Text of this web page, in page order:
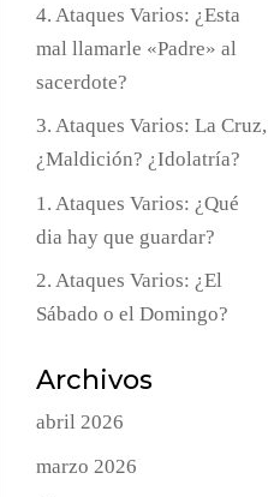
4. Ataques Varios: ¿Esta
mal llamarle «Padre» al
sacerdote?
3. Ataques Varios: La Cruz,
¿Maldición? ¿Idolatría?
1. Ataques Varios: ¿Qué
dia hay que guardar?
2. Ataques Varios: ¿El
Sábado o el Domingo?
Archivos
abril 2026
marzo 2026